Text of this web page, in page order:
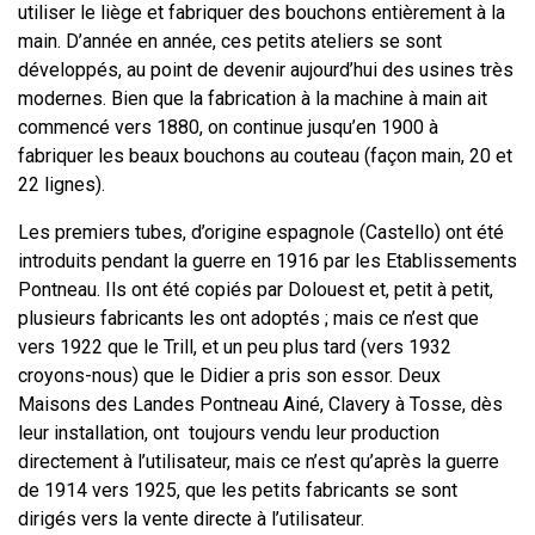
utiliser le liège et fabriquer des bouchons entièrement à la
main. D’année en année, ces petits ateliers se sont
développés, au point de devenir aujourd’hui des usines très
modernes. Bien que la fabrication à la machine à main ait
commencé vers 1880, on continue jusqu’en 1900 à
fabriquer les beaux bouchons au couteau (façon main, 20 et
22 lignes).
Les premiers tubes, d’origine espagnole (Castello) ont été
introduits pendant la guerre en 1916 par les Etablissements
Pontneau. Ils ont été copiés par Dolouest et, petit à petit,
plusieurs fabricants les ont adoptés ; mais ce n’est que
vers 1922 que le Trill, et un peu plus tard (vers 1932
croyons-nous) que le Didier a pris son essor. Deux
Maisons des Landes Pontneau Ainé, Clavery à Tosse, dès
leur installation, ont toujours vendu leur production
directement à l’utilisateur, mais ce n’est qu’après la guerre
de 1914 vers 1925, que les petits fabricants se sont
dirigés vers la vente directe à l’utilisateur.